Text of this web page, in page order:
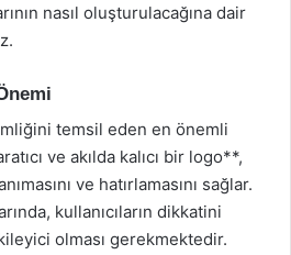
nasıl oluşturulacağına dair
temsil eden en önemli
ve akılda kalıcı bir logo**,
ve hatırlamasını sağlar.
kullanıcıların dikkatini
olması gerekmektedir.